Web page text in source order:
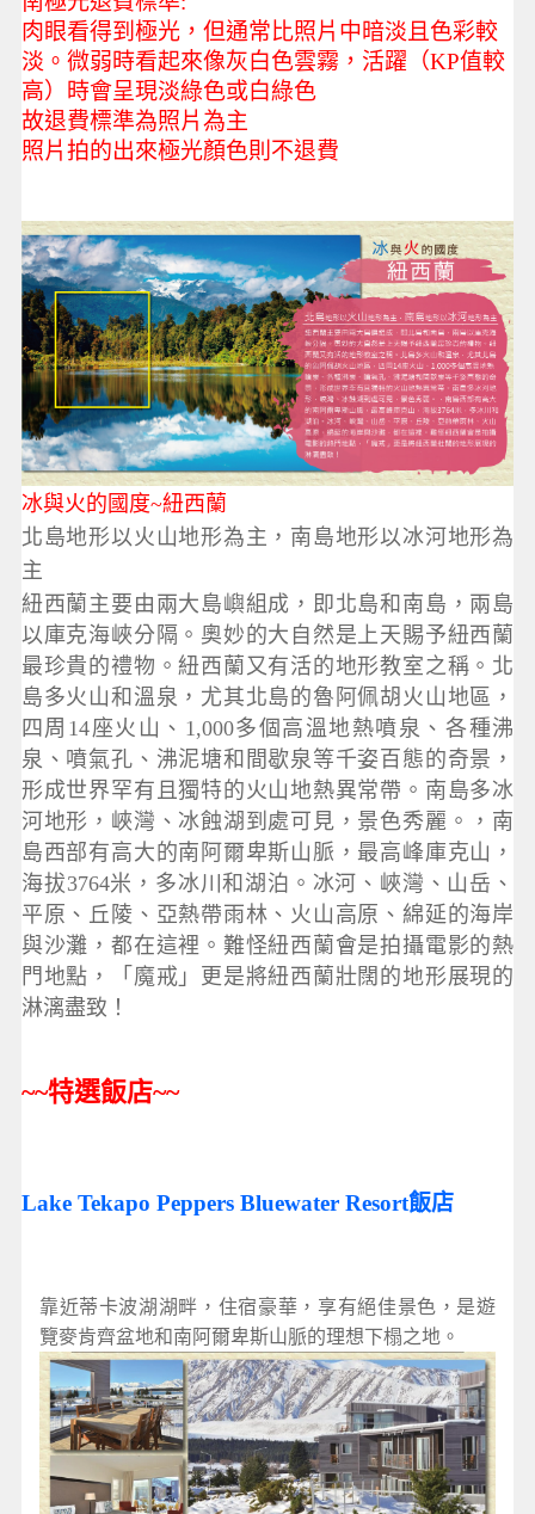
肉眼看得到極光，但通常比照片中暗淡且色彩較
淡。微弱時看起來像灰白色雲霧，活躍（KP值較
高）時會呈現淡綠色或白綠色
故退費標準為照片為主
照片拍的出來極光顏色則不退費
冰與火的國度~紐西蘭
北島地形以火山地形為主，南島地形以冰河地形為
主
紐西蘭主要由兩大島嶼組成，即北島和南島，兩島
以庫克海峽分隔。奧妙的大自然是上天賜予紐西蘭
最珍貴的禮物。紐西蘭又有活的地形教室之稱。北
島多火山和溫泉，尤其北島的魯阿佩胡火山地區，
四周14座火山、1,000多個高溫地熱噴泉、各種沸
泉、噴氣孔、沸泥塘和間歇泉等千姿百態的奇景，
形成世界罕有且獨特的火山地熱異常帶。南島多冰
河地形，峽灣、冰蝕湖到處可見，景色秀麗。，南
島西部有高大的南阿爾卑斯山脈，最高峰庫克山，
海拔3764米，多冰川和湖泊。冰河、峽灣、山岳、
平原、丘陵、亞熱帶雨林、火山高原、綿延的海岸
與沙灘，都在這裡。難怪紐西蘭會是拍攝電影的熱
門地點，「魔戒」更是將紐西蘭壯闊的地形展現的
淋漓盡致！
~~特選飯店~~
Lake Tekapo Peppers Bluewater Resort飯店
靠近蒂卡波湖湖畔，住宿豪華，享有絕佳景色，是遊
覽麥肯齊盆地和南阿爾卑斯山脈的理想下榻之地。